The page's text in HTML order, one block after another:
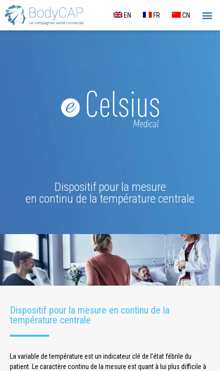
EN FR CN
Dispositif pour la mesure
en continu de la température centrale
Dispositif pour la mesure en continu de la
température centrale
La variable de température est un indicateur clé de l’état fébrile du
patient. Le caractère continu de la mesure est quant à lui plus difficile à